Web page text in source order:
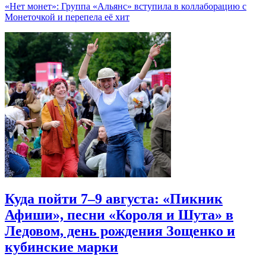
«Нет монет»: Группа «Альянс» вступила в коллаборацию с
Монеточкой и перепела её хит
Куда пойти 7–9 августа: «Пикник
Афиши», песни «Короля и Шута» в
Ледовом, день рождения Зощенко и
кубинские марки